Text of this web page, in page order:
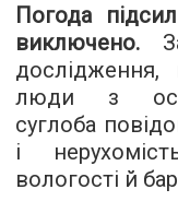
Погода
виключено.
люди з
суглоба
і
вологості й